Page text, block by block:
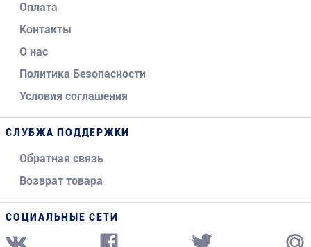
Оплата
Контакты
О нас
Политика Безопасности
Условия соглашения
СЛУБЖА ПОДДЕРЖКИ
Обратная связь
Возврат товара
СОЦИАЛЬНЫЕ СЕТИ